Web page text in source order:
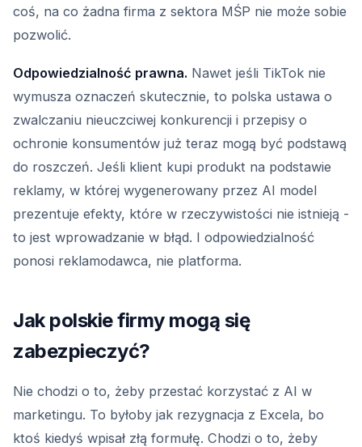
coś, na co żadna firma z sektora MŚP nie może sobie
pozwolić.
Odpowiedzialność prawna. Nawet jeśli TikTok nie
wymusza oznaczeń skutecznie, to polska ustawa o
zwalczaniu nieuczciwej konkurencji i przepisy o
ochronie konsumentów już teraz mogą być podstawą
do roszczeń. Jeśli klient kupi produkt na podstawie
reklamy, w której wygenerowany przez AI model
prezentuje efekty, które w rzeczywistości nie istnieją -
to jest wprowadzanie w błąd. I odpowiedzialność
ponosi reklamodawca, nie platforma.
Jak polskie firmy mogą się
zabezpieczyć?
Nie chodzi o to, żeby przestać korzystać z AI w
marketingu. To byłoby jak rezygnacja z Excela, bo
ktoś kiedyś wpisał złą formułę. Chodzi o to, żeby